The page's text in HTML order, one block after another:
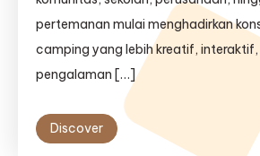
pertemanan mulai menghadirkan
camping yang lebih kreatif, interaktif,
pengalaman […]
Discover